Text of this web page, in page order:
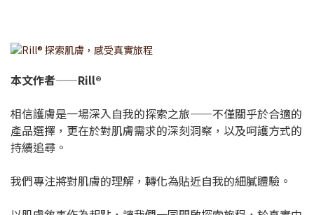
本文作者——Rill®
相信護膚是一場深入自我的探索之旅——不僅關乎於合適的
產品選擇，更在於對肌膚需求的深刻洞察，以及呵護方式的
持續追尋。
我們專注將對肌膚的理解，轉化為貼近自我的細膩體驗。